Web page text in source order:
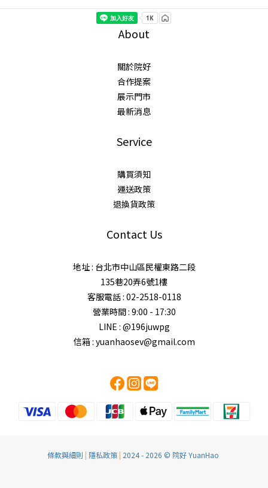
About
關於院好
合作提案
展示門市
最新消息
Service
購買須知
運送政策
退換貨政策
Contact Us
地址 : 台北市中山區民權東路二段
135巷20弄6號1樓
客服電話 : 02-2518-0118
營業時間 : 9:00 - 17:30
LINE : @196juwpg
信箱 : yuanhaosev@gmail.com
條款與細則 | 隱私政策 | 2024 - 2026 © 院好 YuanHao